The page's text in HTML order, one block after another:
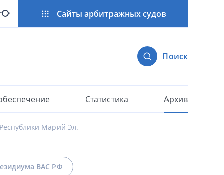
Сайты арбитражных судов
Поиск
Статистика Архив
Марий Эл.
ВАС РФ